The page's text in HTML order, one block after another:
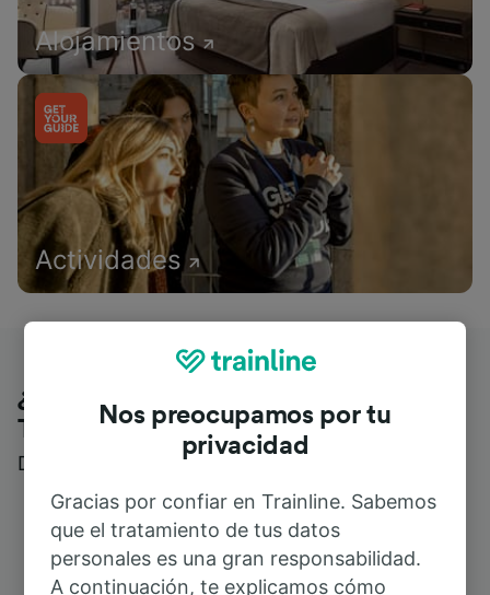
Alojamientos
Actividades
¿Qué piensan nuestros clientes de
Trainline?
Descubre reseñas reales de nuestros viajeros
Nos preocupamos por tu
privacidad
Gracias por confiar en Trainline. Sabemos
que el tratamiento de tus datos
personales es una gran responsabilidad.
A continuación, te explicamos cómo